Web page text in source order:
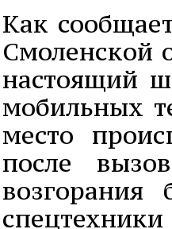
Как
Смоленской
настоящий
мобильных
место
после
возгорания